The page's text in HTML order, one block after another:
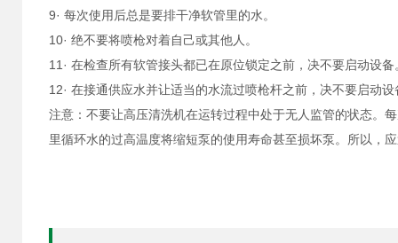
9· 每次使用后总是要排干净软管里的水。
10· 绝不要将喷枪对着自己或其他人。
11· 在检查所有软管接头都已在原位锁定之前，决不要启动设备
12· 在接通供应水并让适当的水流过喷枪杆之前，决不要启动
注意：不要让高压清洗机在运转过程中处于无人监管的状态。
里循环水的过高温度将缩短泵的使用寿命甚至损坏泵。所以，